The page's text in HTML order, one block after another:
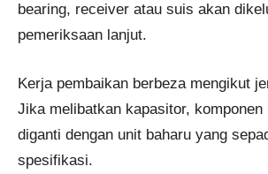
bearing, receiver atau suis akan
pemeriksaan lanjut.
Kerja pembaikan berbeza mengikut
Jika melibatkan kapasitor, komponen
diganti dengan unit baharu yang
spesifikasi.